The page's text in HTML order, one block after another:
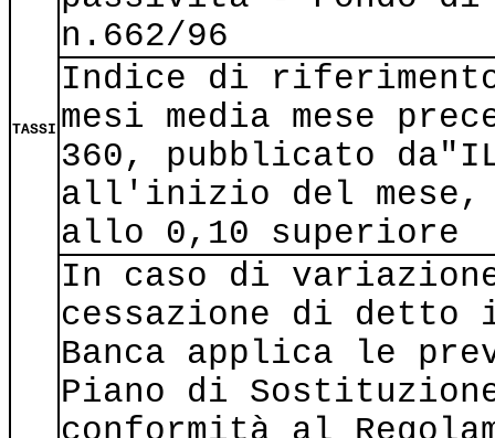
TASSI
n.662/96
Indice di riferimento:
mesi media mese
360, pubblicato da"IL
all'inizio del mese,
allo 0,10 superiore
In caso di
cessazione di
Banca applica le
Piano di